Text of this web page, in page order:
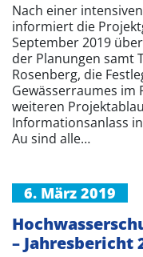
Nach einer
informiert die
September 2019
der Planungen samt
Rosenberg, die
Gewässerraumes im
weiteren
Informationsanlass
Au sind alle…
6. März 2019
– Jahresbericht